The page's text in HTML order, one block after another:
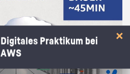
Digitales Praktikum bei
AWS